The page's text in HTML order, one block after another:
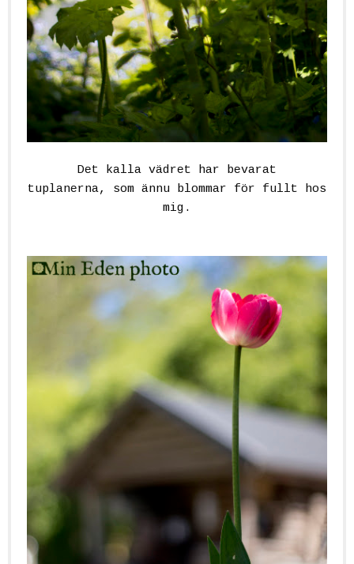
Det kalla vädret har bevarat
tuplanerna, som ännu blommar för fullt hos
mig.